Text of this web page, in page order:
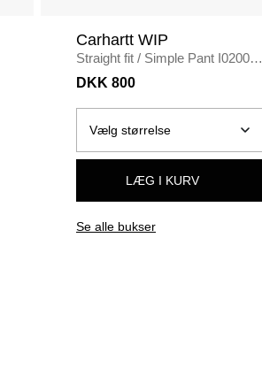
Carhartt WIP
Straight fit / Simple Pant I020075
/ BLACK
DKK 800
LÆG I KURV
Se alle bukser